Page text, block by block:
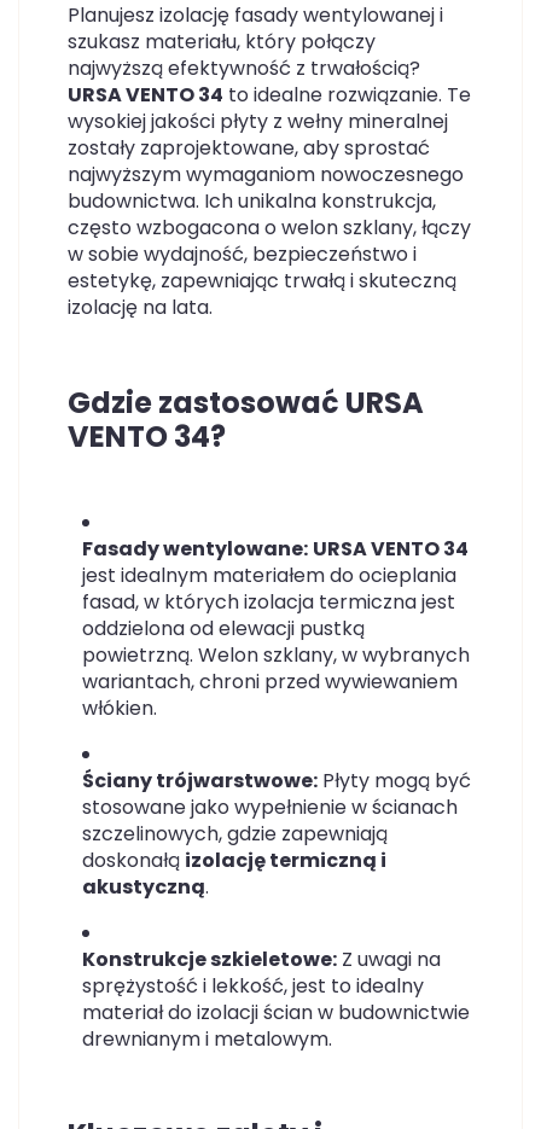
Planujesz izolację fasady wentylowanej i
szukasz materiału, który połączy
najwyższą efektywność z trwałością?
URSA VENTO 34 to idealne rozwiązanie. Te
wysokiej jakości płyty z wełny mineralnej
zostały zaprojektowane, aby sprostać
najwyższym wymaganiom nowoczesnego
budownictwa. Ich unikalna konstrukcja,
często wzbogacona o welon szklany, łączy
w sobie wydajność, bezpieczeństwo i
estetykę, zapewniając trwałą i skuteczną
izolację na lata.
Gdzie zastosować URSA
VENTO 34?
Fasady wentylowane: URSA VENTO 34
jest idealnym materiałem do ocieplania
fasad, w których izolacja termiczna jest
oddzielona od elewacji pustką
powietrzną. Welon szklany, w wybranych
wariantach, chroni przed wywiewaniem
włókien.
Ściany trójwarstwowe: Płyty mogą być
stosowane jako wypełnienie w ścianach
szczelinowych, gdzie zapewniają
doskonałą izolację termiczną i
akustyczną.
Konstrukcje szkieletowe: Z uwagi na
sprężystość i lekkość, jest to idealny
materiał do izolacji ścian w budownictwie
drewnianym i metalowym.